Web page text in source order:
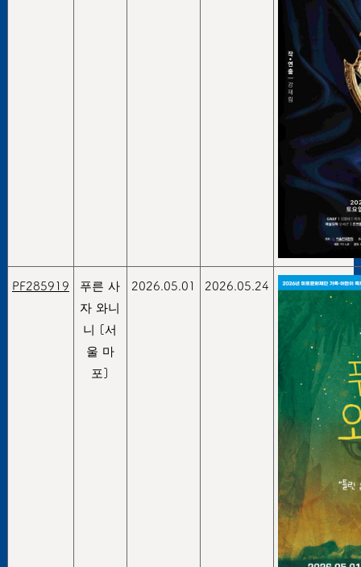
PF285919
푸른 사
자 와니
니 [서
울 마
포]
2026.05.01 2026.05.24